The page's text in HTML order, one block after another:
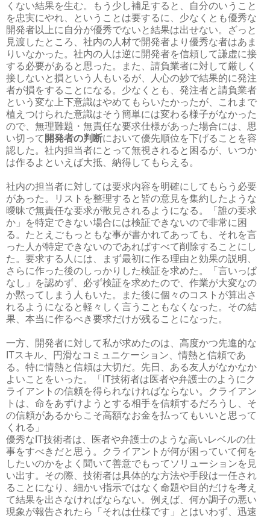
くない結果を生む。もう少し補足すると、自分のいうこと
を忠実にやれ、ということは要するに、少なくとも優秀な
開発者以上に自分が優秀でないと結果は出せない。ざっと
見渡したところ、社内の人材で開発者より優秀な者はあま
りいなかった。社内の人は逆に開発者を信頼して謙虚に接
する必要があると思った。また、請負業者に対して厳しく
接しないと損という人もいるが、人心の妙で結果的に発注
者が損をすることになる。少なくとも、発注者と請負業者
という変な上下意識はやめてもらいたかったが、これまで
植えつけられた意識はそう簡単には変わる様子がなかった
ので、無理難題・無責任な要求仕様があった場合には、思
い切って 開発者の判断において優先順位を下げることを容
認した。社内担当者にとって無視されると困るが、いつか
は作るよといえば大抵、納得してもらえる。
社内の担当者に対しては要求内容を明確にしてもらう必要
があった。リストを整理すると皆の意見を集約したような
曖昧で無責任な要求が散見されるようになる。「誰の要求
か」を特定できない場合には検証できないので非常に困
る。たとえごもっともな事が書かれてあっても、それを言
った人が特定できないのであればすべて削除することにし
た。要求する人には、まず最初に作る理由と効果の説明、
さらに作った後のしっかりした検証を求めた。「言いっぱ
なし」を認めず、必ず検証を求めたので、作業が大変なの
か黙ってしまう人もいた。また後に個々のコストが算出さ
れるようになると軽々しく言うこともなくなった。その結
果、本当に作るべき要求だけが残ることになった。
一方、開発者に対して私が求めたのは、高度かつ先進的な
ITスキル、円滑なコミュニケーション、情熱と信頼であ
る。特に情熱と信頼は大切だ。先日、ある友人がなかなか
よいことをいった。「IT技術者は医者や弁護士のようにク
ライアントの信頼を得られなければならない。クライアン
トは、命をあずけようとする相手を信頼するだろうし、そ
の信頼があるからこそ高額なお金を払ってもいいと思って
くれる」
優秀なIT技術者は、医者や弁護士のような高いレベルの仕
事をすべきだと思う。クライアントが何が困っていて何を
したいのかをよく聞いて善意でもってソリューションを見
い出す。その際、技術者は具体的な方法や手段は一任され
ることになり、細かい指示ではなく命題や目的だけを考え
て結果を出さなければならない。例えば、何か調子の悪い
現象が報告されたら「それは仕様です」とはいわず、迅速